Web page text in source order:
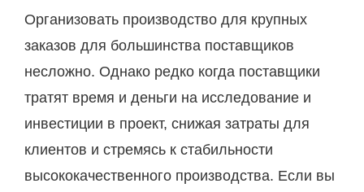
Организовать производство для крупных
заказов для большинства поставщиков
несложно. Однако редко когда поставщики
тратят время и деньги на исследование и
инвестиции в проект, снижая затраты для
клиентов и стремясь к стабильности
высококачественного производства. Если вы